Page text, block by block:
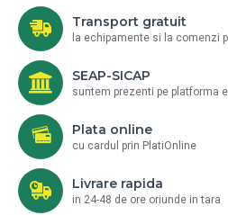
Transport gratuit
la echipamente si la comenzi
SEAP-SICAP
suntem prezenti pe platforma
Plata online
cu cardul prin PlatiOnline
Livrare rapida
in 24-48 de ore oriunde in tara